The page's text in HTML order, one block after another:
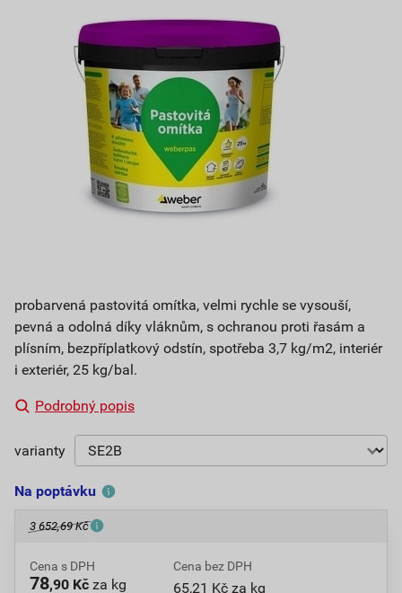
probarvená pastovitá omítka, velmi rychle se vysouší,
pevná a odolná díky vláknům, s ochranou proti řasám a
plísním, bezpříplatkový odstín, spotřeba 3,7 kg/m2, interiér
i exteriér, 25 kg/bal.
Podrobný popis
varianty
Na poptávku
3 652,69 Kč
Cena s DPH
78,90 Kč za kg
Cena bez DPH
65,21 Kč za kg